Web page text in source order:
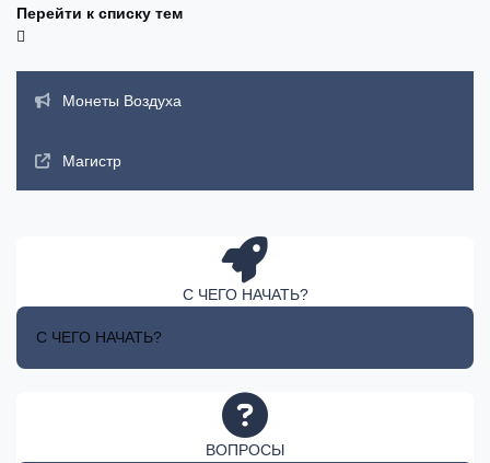
Перейти к списку тем
Монеты Воздуха
Магистр
С ЧЕГО НАЧАТЬ?
С ЧЕГО НАЧАТЬ?
ВОПРОСЫ